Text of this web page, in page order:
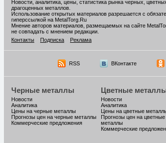
Новости, аналитика, цены, статистика рынка черных,
драгоценных металлов.
Использование открытых материалов разрешается с
гиперссылкой на MetalTorg.Ru
Мнение авторов материалов, размещаемых на сайте
не совпадать с мнением редакции.
Контакты
Подписка Реклама
RSS ВКонтакте
Черные металлы
Новости
Аналитика
Цены на черные металлы
Прогнозы цен на черные металлы
Коммерческие предложения
Цветные
Новости
Аналитика
Цены на цветные
Прогнозы цен на цветные
металлы
Коммерческие